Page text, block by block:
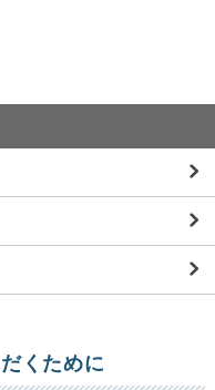
くために